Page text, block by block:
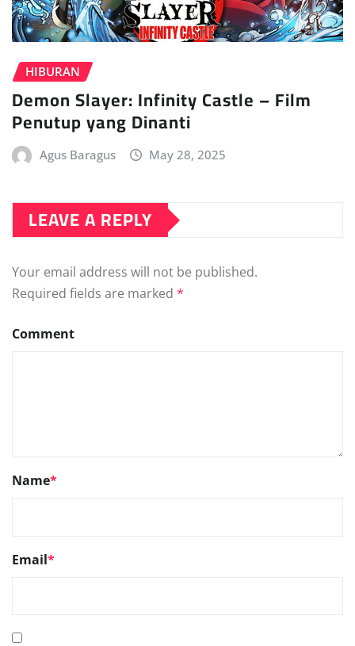
HIBURAN
Demon Slayer: Infinity Castle – Film
Penutup yang Dinanti
Agus Baragus May 28, 2025
LEAVE A REPLY
Your email address will not be published.
Required fields are marked *
Comment
Name*
Email*